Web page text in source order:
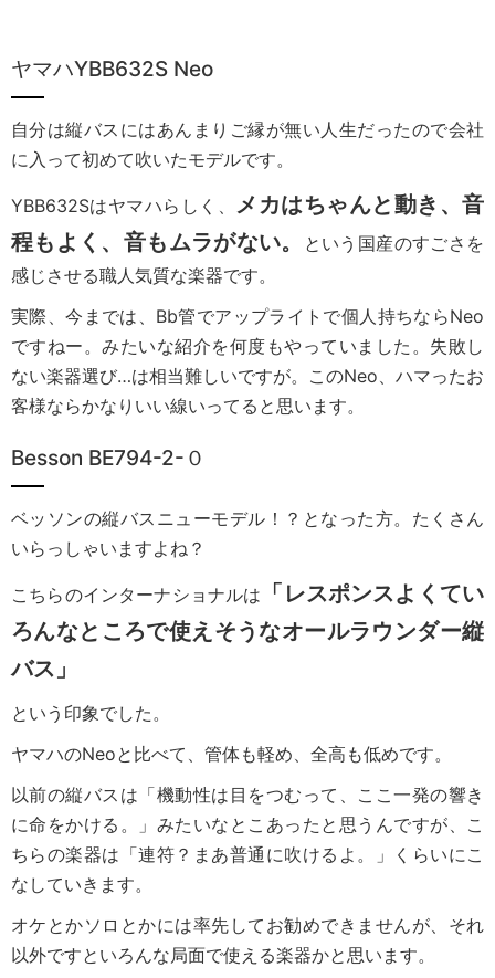
ヤマハYBB632S Neo
自分は縦バスにはあんまりご縁が無い人生だったので会社
に入って初めて吹いたモデルです。
YBB632Sはヤマハらしく、
メカはちゃんと動き、音
程もよく、音もムラがない。
という国産のすごさを
感じさせる職人気質な楽器です。
実際、今までは、Bb管でアップライトで個人持ちならNeo
ですねー。みたいな紹介を何度もやっていました。失敗し
ない楽器選び…は相当難しいですが。このNeo、ハマったお
客様ならかなりいい線いってると思います。
Besson BE794-2-０
ベッソンの縦バスニューモデル！？となった方。たくさん
いらっしゃいますよね？
こちらのインターナショナルは
「レスポンスよくてい
ろんなところで使えそうなオールラウンダー縦
バス」
という印象でした。
ヤマハのNeoと比べて、管体も軽め、全高も低めです。
以前の縦バスは「機動性は目をつむって、ここ一発の響き
に命をかける。」みたいなとこあったと思うんですが、こ
ちらの楽器は「連符？まあ普通に吹けるよ。」くらいにこ
なしていきます。
オケとかソロとかには率先してお勧めできませんが、それ
以外ですといろんな局面で使える楽器かと思います。